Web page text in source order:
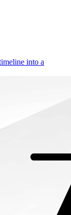
into a